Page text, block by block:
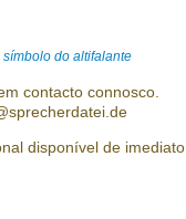
do altifalante
contacto connosco.
disponível de imediato.